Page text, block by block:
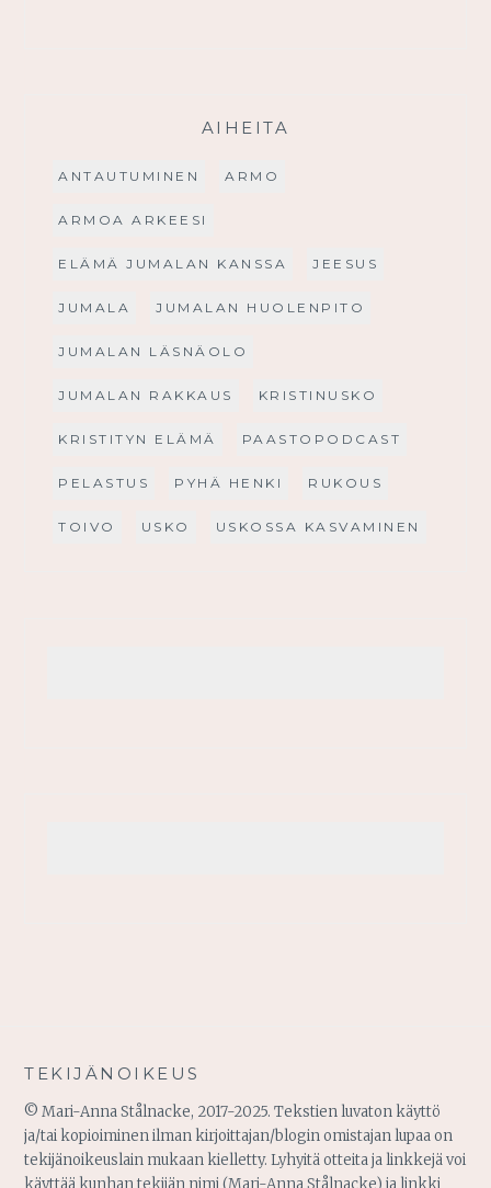
AIHEITA
ANTAUTUMINEN ARMO
ARMOA ARKEESI
ELÄMÄ JUMALAN KANSSA JEESUS
JUMALA JUMALAN HUOLENPITO
JUMALAN LÄSNÄOLO
JUMALAN RAKKAUS KRISTINUSKO
KRISTITYN ELÄMÄ PAASTOPODCAST
PELASTUS PYHÄ HENKI RUKOUS
TOIVO USKO USKOSSA KASVAMINEN
TEKIJÄNOIKEUS
© Mari-Anna Stålnacke, 2017-2025. Tekstien luvaton käyttö
ja/tai kopioiminen ilman kirjoittajan/blogin omistajan lupaa on
tekijänoikeuslain mukaan kielletty. Lyhyitä otteita ja linkkejä voi
käyttää kunhan tekijän nimi (Mari-Anna Stålnacke) ja linkki